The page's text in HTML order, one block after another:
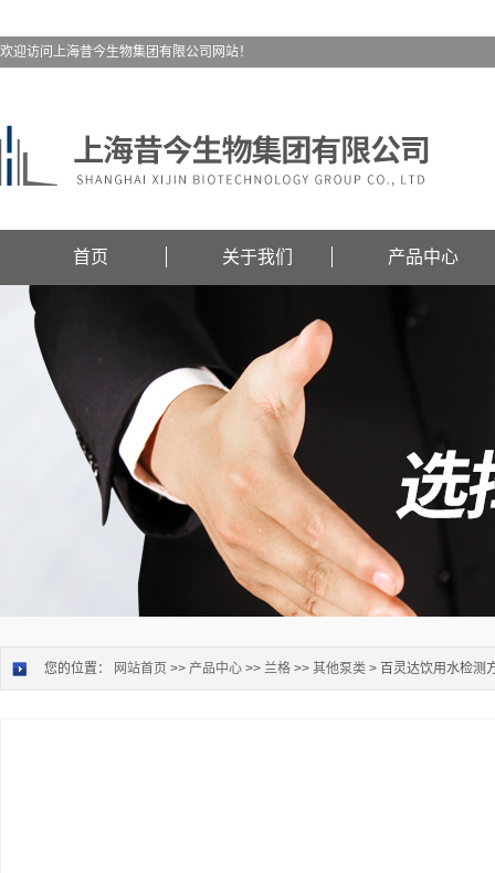
欢迎访问上海昔今生物集团有限公司网站！
首页 关于我们 产品中心
您的位置： 网站首页 >> 产品中心 >> 兰格 >> 其他泵类 > 百灵达饮用水检测